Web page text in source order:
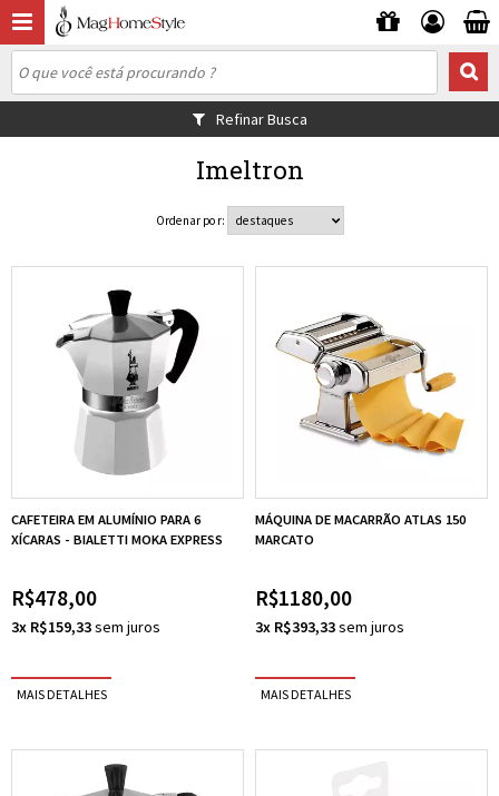
Refinar Busca
Imeltron
Ordenar por:
CAFETEIRA EM ALUMÍNIO PARA 6
XÍCARAS - BIALETTI MOKA EXPRESS
R$478,00
3x R$159,33
MÁQUINA DE MACARRÃO ATLAS 150
MARCATO
R$1180,00
3x R$393,33